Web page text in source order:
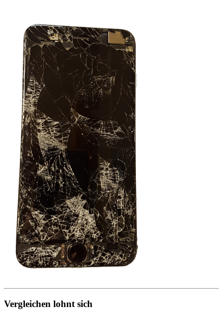
Vergleichen lohnt sich